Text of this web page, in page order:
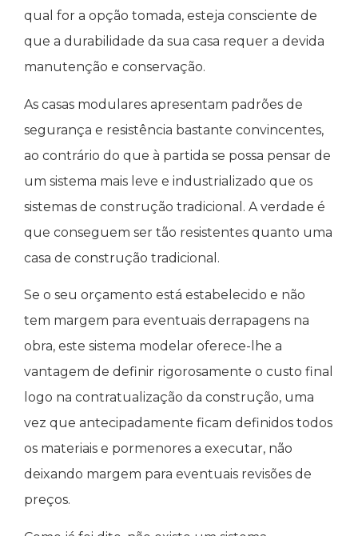
qual for a opção tomada, esteja consciente de
que a durabilidade da sua casa requer a devida
manutenção e conservação.
As casas modulares apresentam padrões de
segurança e resistência bastante convincentes,
ao contrário do que à partida se possa pensar de
um sistema mais leve e industrializado que os
sistemas de construção tradicional. A verdade é
que conseguem ser tão resistentes quanto uma
casa de construção tradicional.
Se o seu orçamento está estabelecido e não
tem margem para eventuais derrapagens na
obra, este sistema modelar oferece-lhe a
vantagem de definir rigorosamente o custo final
logo na contratualização da construção, uma
vez que antecipadamente ficam definidos todos
os materiais e pormenores a executar, não
deixando margem para eventuais revisões de
preços.